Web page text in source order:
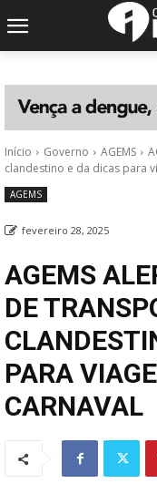
Início Governo AGEMS
clandestino e da dicas para
AGEMS
fevereiro 28, 2025
AGEMS
DE
PARA
CARNAVAL